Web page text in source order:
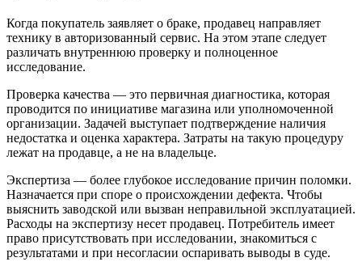
Когда покупатель заявляет о браке, продавец направляет
технику в авторизованный сервис. На этом этапе следует
различать внутреннюю проверку и полноценное
исследование.
Проверка качества — это первичная диагностика, которая
проводится по инициативе магазина или уполномоченной
организации. Задачей выступает подтверждение наличия
недостатка и оценка характера. Затраты на такую процедуру
лежат на продавце, а не на владельце.
Экспертиза — более глубокое исследование причин поломки.
Назначается при споре о происхождении дефекта. Чтобы
выяснить заводской или вызван неправильной эксплуатацией.
Расходы на экспертизу несет продавец. Потребитель имеет
право присутствовать при исследовании, знакомиться с
результатами и при несогласии оспаривать выводы в суде.